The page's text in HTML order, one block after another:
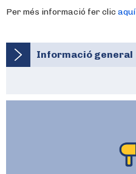
Per més informació fer clic aquí
Informació general